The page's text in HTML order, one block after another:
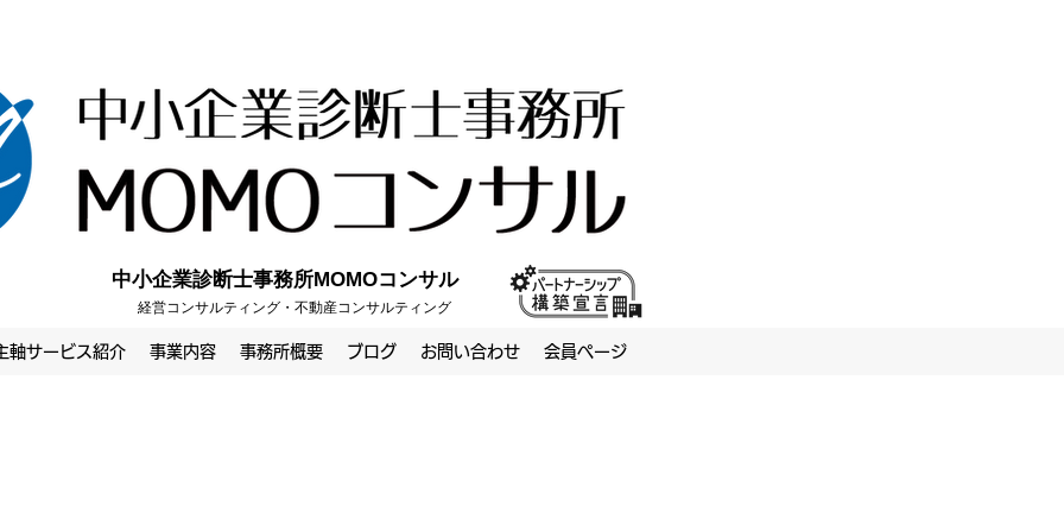
中小企業診断士事務所MOMOコンサル
​​経営コンサルティング・不動産コンサルティング
軸サービス紹介 事業内容 事務所概要 ブログ お問い合わせ 会員ページ